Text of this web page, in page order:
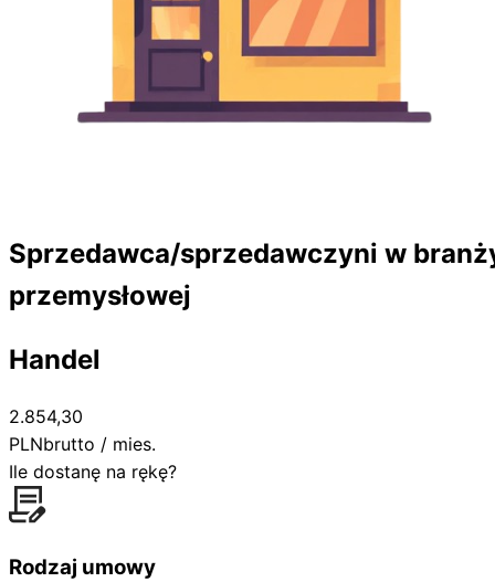
Sprzedawca/sprzedawczyni w
przemysłowej
Handel
2.854,30
PLNbrutto / mies.
Ile dostanę na rękę?
Rodzaj umowy